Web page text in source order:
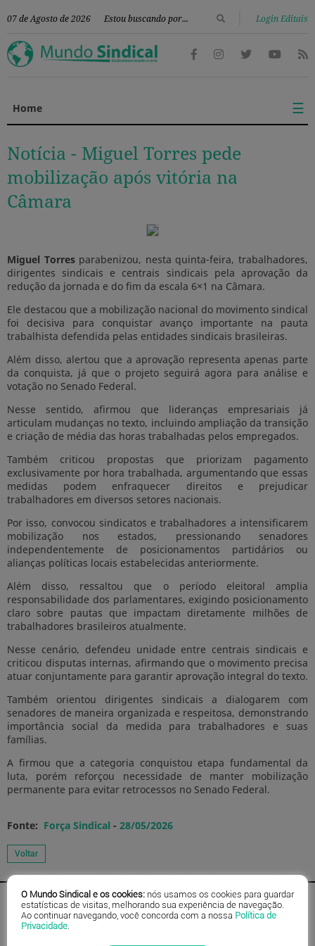
07 de Agosto de 2026 Login Editais
Home ☰
Notícia - Miguel Torres pede
mobilização após vitória na
Câmara
Miguel Torresparabenizou, nesta quinta-feira, trabalhadores,
dirigentes sindicais e centrais sindicais pela aprovação da
redução da jornada e do fim da escala 6×1 na Câmara.
Ele destacou que a mobilização nacional do movimento sindical
foi decisiva para conquistar avanço importante na pauta
trabalhista defendida pelas entidades sindicais brasileiras.
Além disso, alertou que a aprovação representa apenas parte
da conquista, já que o projeto seguirá agora para análise e
votação no Senado Federal.
Nesse sentido, afirmou que lideranças empresariais já
articulam mudanças no texto, incluindo ampliação da transição
e criação de média das horas trabalhadas pelos empregados.
Também criticou propostas que priorizam pagamento
exclusivamente por hora trabalhada, argumentando que essas
medidas podem enfraquecer direitos e prejudicar
trabalhadores em diversos setores nacionais.
Por isso, convocou sindicatos e trabalhadores a intensificarem
mobilização nos estados, pressionando senadores
independentemente de posicionamentos partidários ou
alianças políticas locais estabelecidas anteriormente.
Além disso, ressaltou que o período eleitoral amplia
responsabilidade dos parlamentares, exigindo posicionamento
claro sobre pautas que impactam diretamente milhões de
trabalhadores brasileiros atualmente.
Nesse cenário, defendeu unidade entre centrais sindicais e
criticou disputas internas, afirmando que o movimento precisa
atuar conjuntamente para garantir aprovação integral do texto.
Também orientou dirigentes sindicais a dialogarem com
senadores de maneira organizada e respeitosa, demonstrando
importância social da medida para trabalhadores e suas
famílias.
A firmou que a categoria conquistou etapa fundamental da
luta, porém reforçou necessidade de manter mobilização
permanente para evitar retrocessos no Senado Federal.
Fonte: Força Sindical - 28/05/2026
O Mundo Sindical e os cookies: nós usamos os cookies para guardar
estatísticas de visitas, melhorando sua experiência de navegação.
Ao continuar navegando, você concorda com a nossa Política de
Privacidade.